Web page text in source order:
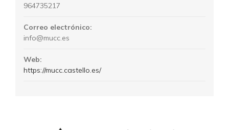
964735217
Correo electrónico:
info@mucc.es
Web:
https://mucc.castello.es/